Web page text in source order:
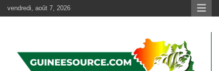
au
vendredi, août 7, 2026